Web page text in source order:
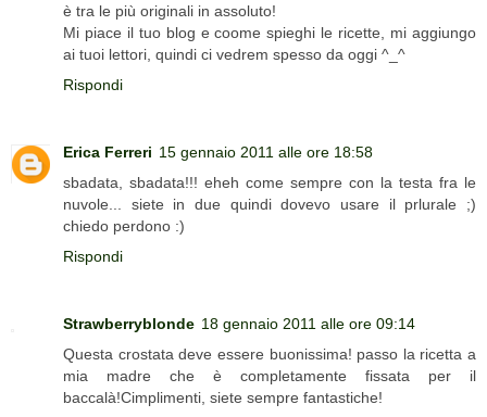
è tra le più originali in assoluto!
Mi piace il tuo blog e coome spieghi le ricette, mi aggiungo
ai tuoi lettori, quindi ci vedrem spesso da oggi ^_^
Rispondi
Erica Ferreri 15 gennaio 2011 alle ore 18:58
sbadata, sbadata!!! eheh come sempre con la testa fra le
nuvole... siete in due quindi dovevo usare il prlurale ;)
chiedo perdono :)
Rispondi
Strawberryblonde 18 gennaio 2011 alle ore 09:14
Questa crostata deve essere buonissima! passo la ricetta a
mia madre che è completamente fissata per il
baccalà!Cimplimenti, siete sempre fantastiche!